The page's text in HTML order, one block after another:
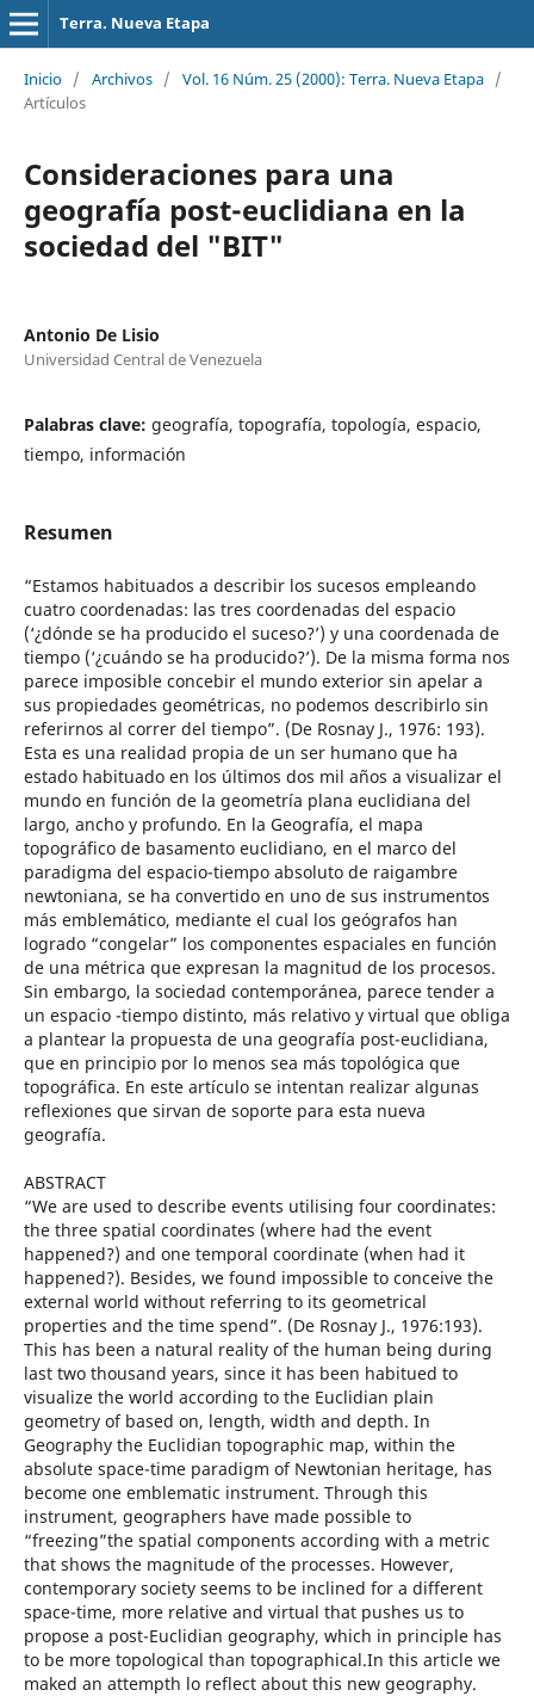
Terra. Nueva Etapa
Inicio / Archivos / Vol. 16 Núm. 25 (2000): Terra. Nueva Etapa /
Artículos
Consideraciones para una
geografía post-euclidiana en la
sociedad del "BIT"
Antonio De Lisio
Universidad Central de Venezuela
Palabras clave: geografía, topografía, topología, espacio,
tiempo, información
Resumen
“Estamos habituados a describir los sucesos empleando
cuatro coordenadas: las tres coordenadas del espacio
(‘¿dónde se ha producido el suceso?’) y una coordenada de
tiempo (‘¿cuándo se ha producido?’). De la misma forma nos
parece imposible concebir el mundo exterior sin apelar a
sus propiedades geométricas, no podemos describirlo sin
referirnos al correr del tiempo”. (De Rosnay J., 1976: 193).
Esta es una realidad propia de un ser humano que ha
estado habituado en los últimos dos mil años a visualizar el
mundo en función de la geometría plana euclidiana del
largo, ancho y profundo. En la Geografía, el mapa
topográfico de basamento euclidiano, en el marco del
paradigma del espacio-tiempo absoluto de raigambre
newtoniana, se ha convertido en uno de sus instrumentos
más emblemático, mediante el cual los geógrafos han
logrado “congelar” los componentes espaciales en función
de una métrica que expresan la magnitud de los procesos.
Sin embargo, la sociedad contemporánea, parece tender a
un espacio -tiempo distinto, más relativo y virtual que obliga
a plantear la propuesta de una geografía post-euclidiana,
que en principio por lo menos sea más topológica que
topográfica. En este artículo se intentan realizar algunas
reflexiones que sirvan de soporte para esta nueva
geografía.
ABSTRACT
“We are used to describe events utilising four coordinates:
the three spatial coordinates (where had the event
happened?) and one temporal coordinate (when had it
happened?). Besides, we found impossible to conceive the
external world without referring to its geometrical
properties and the time spend”. (De Rosnay J., 1976:193).
This has been a natural reality of the human being during
last two thousand years, since it has been habitued to
visualize the world according to the Euclidian plain
geometry of based on, length, width and depth. In
Geography the Euclidian topographic map, within the
absolute space-time paradigm of Newtonian heritage, has
become one emblematic instrument. Through this
instrument, geographers have made possible to
“freezing”the spatial components according with a metric
that shows the magnitude of the processes. However,
contemporary society seems to be inclined for a different
space-time, more relative and virtual that pushes us to
propose a post-Euclidian geography, which in principle has
to be more topological than topographical.In this article we
maked an attempth lo reflect about this new geography.